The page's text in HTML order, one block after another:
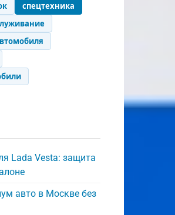
спецтехника
Lada Vesta: защита
авто в Москве без